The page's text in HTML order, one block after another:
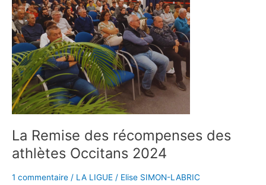
La Remise des récompenses des
athlètes Occitans 2024
1 commentaire / LA LIGUE / Elise SIMON-LABRIC
athlètes
Occitans
2024